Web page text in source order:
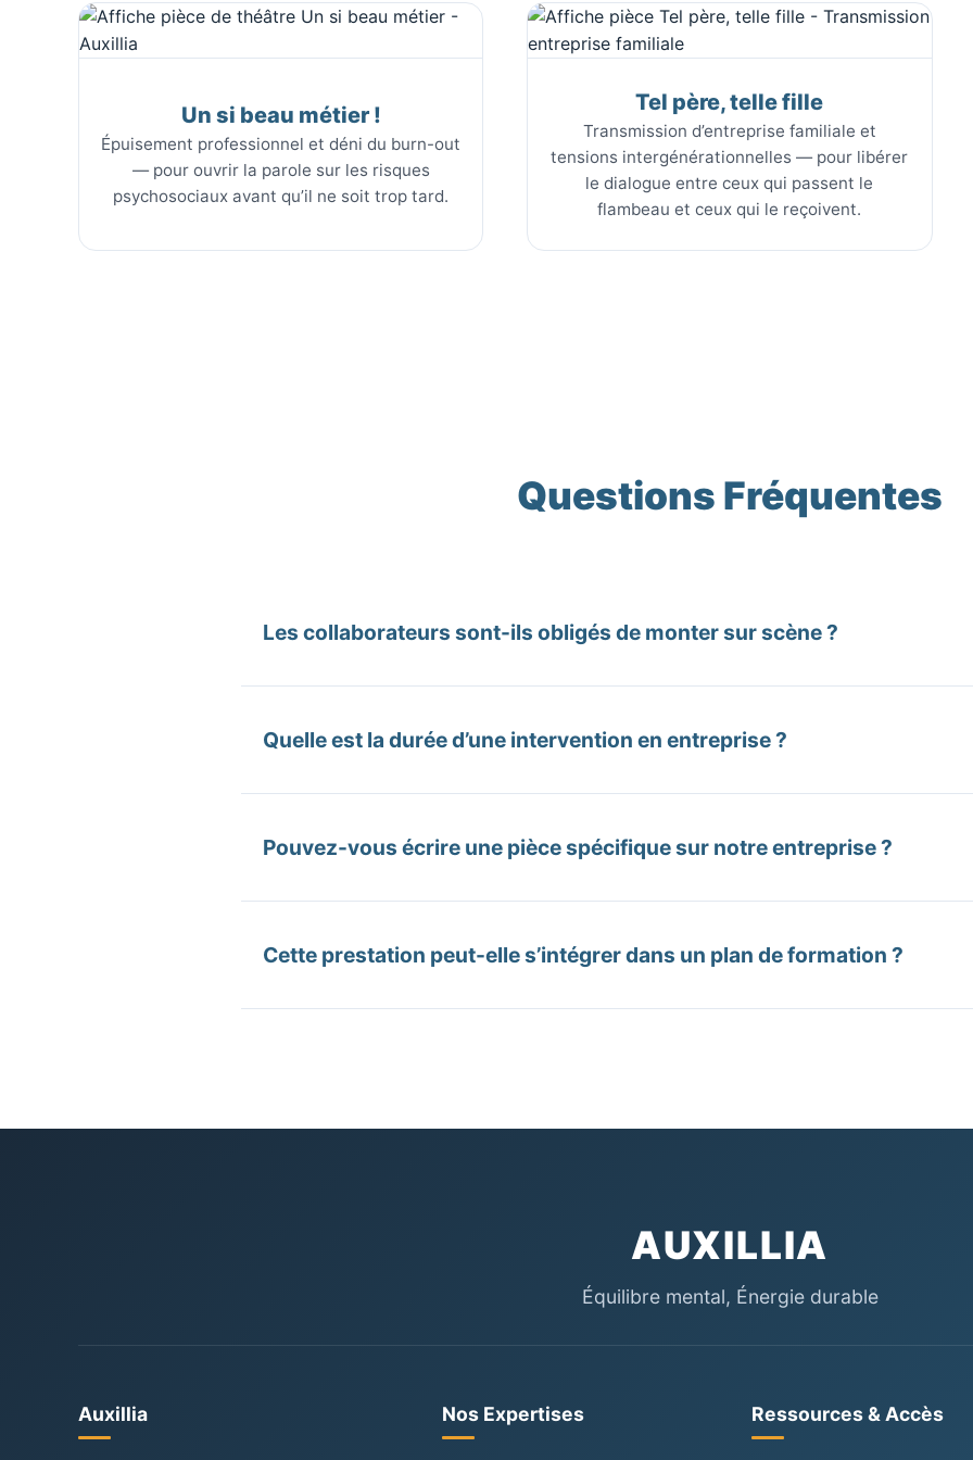
Un si beau métier !
Épuisement professionnel et déni du burn-out
— pour ouvrir la parole sur les risques
psychosociaux avant qu’il ne soit trop tard.
Tel père, telle fille
Transmission d’entreprise familiale et
tensions intergénérationnelles — pour libérer
le dialogue entre ceux qui passent le
flambeau et ceux qui le reçoivent.
Questions Fréquentes
Les collaborateurs sont-ils obligés de monter sur scène ?
scène jouée par nos comédiens professionnels. Ensuite, lors du débat, les
simplement donner leur avis depuis leur siège. Seuls les plus volontaires sont
Quelle est la durée d’une intervention en entreprise ?
(représentation théâtrale suivie d’un débat animé), mais peut s’étendre sur une
souhaitez y greffer des ateliers de travail collaboratifs pour ancrer les solutions
Pouvez-vous écrire une pièce spécifique sur notre entreprise ?
enjeux RSE), la Compagnie des Chercheurs d’Arts rédige une pièce sur-mesure.
permet une prise de conscience foudroyante de la part des équipes.
Cette prestation peut-elle s’intégrer dans un plan de formation ?
AUXILLIA
Équilibre mental, Énergie durable
Auxillia Nos Expertises Ressources & Accès